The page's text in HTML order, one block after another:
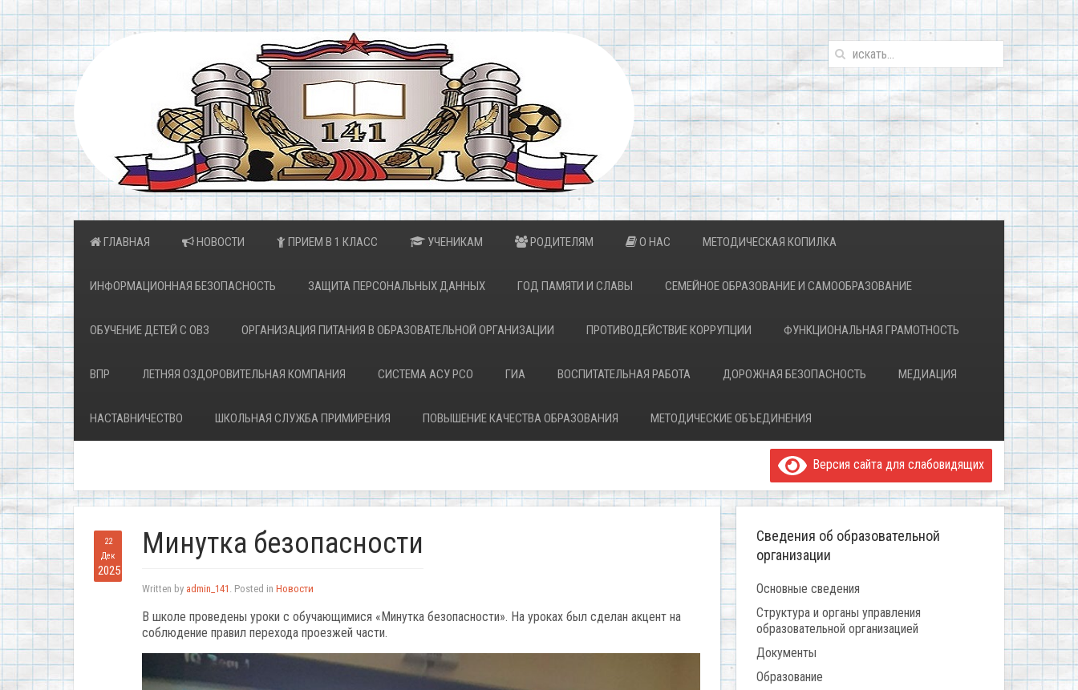
ГЛАВНАЯ НОВОСТИ ПРИЕМ В 1 КЛАСС УЧЕНИКАМ РОДИТЕЛЯМ О НАС МЕТОДИЧЕСКАЯ КОПИЛКА
ИНФОРМАЦИОННАЯ БЕЗОПАСНОСТЬ ЗАЩИТА ПЕРСОНАЛЬНЫХ ДАННЫХ ГОД ПАМЯТИ И СЛАВЫ СЕМЕЙНОЕ ОБРАЗОВАНИЕ И САМООБРАЗОВАНИЕ
ОБУЧЕНИЕ ДЕТЕЙ С ОВЗ ОРГАНИЗАЦИЯ ПИТАНИЯ В ОБРАЗОВАТЕЛЬНОЙ ОРГАНИЗАЦИИ ПРОТИВОДЕЙСТВИЕ КОРРУПЦИИ ФУНКЦИОНАЛЬНАЯ ГРАМОТНОСТЬ
ВПР ЛЕТНЯЯ ОЗДОРОВИТЕЛЬНАЯ КОМПАНИЯ СИСТЕМА АСУ РСО ГИА ВОСПИТАТЕЛЬНАЯ РАБОТА ДОРОЖНАЯ БЕЗОПАСНОСТЬ МЕДИАЦИЯ
НАСТАВНИЧЕСТВО ШКОЛЬНАЯ СЛУЖБА ПРИМИРЕНИЯ ПОВЫШЕНИЕ КАЧЕСТВА ОБРАЗОВАНИЯ МЕТОДИЧЕСКИЕ ОБЪЕДИНЕНИЯ
Версия сайта для слабовидящих
22
Дек
2025
Минутка безопасности
Written by admin_141 . Posted in Новости
В школе проведены уроки с обучающимися «Минутка безопасности». На уроках был сделан акцент на
соблюдение правил перехода проезжей части.
Сведения об образовательной
организации
Основные сведения
Структура и органы управления
образовательной организацией
Документы
Образование